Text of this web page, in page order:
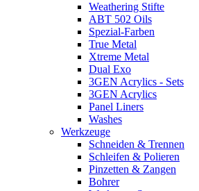
Weathering Stifte
ABT 502 Oils
Spezial-Farben
True Metal
Xtreme Metal
Dual Exo
3GEN Acrylics - Sets
3GEN Acrylics
Panel Liners
Washes
Werkzeuge
Schneiden & Trennen
Schleifen & Polieren
Pinzetten & Zangen
Bohrer